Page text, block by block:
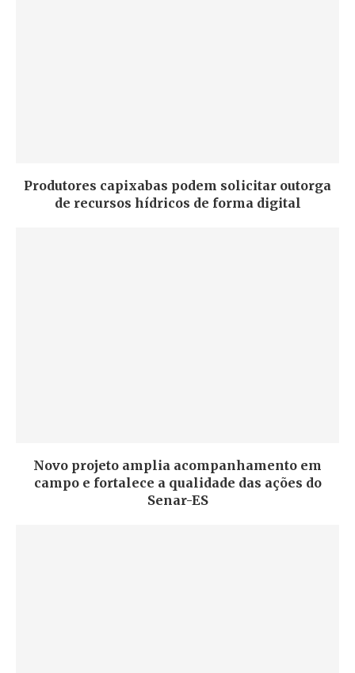
Produtores capixabas podem solicitar outorga
de recursos hídricos de forma digital
Novo projeto amplia acompanhamento em
campo e fortalece a qualidade das ações do
Senar-ES